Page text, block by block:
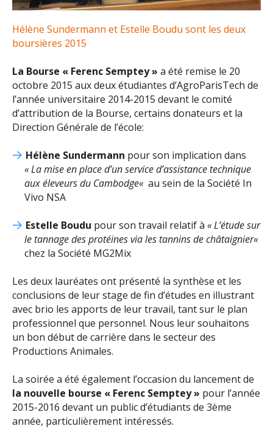
Hélène Sundermann et Estelle Boudu sont les deux
boursières 2015
La Bourse « Ferenc Semptey » a été remise le 20
octobre 2015 aux deux étudiantes d’AgroParisTech de
l’année universitaire 2014-2015 devant le comité
d’attribution de la Bourse, certains donateurs et la
Direction Générale de l’école:
Hélène Sundermann pour son implication dans
«La mise en place d’un service d’assistance technique
aux éleveurs du Cambodge« au sein de la Société In
Vivo NSA
Estelle Boudu pour son travail relatif à «L’étude sur
le tannage des protéines via les tannins de châtaignier«
chez la Société MG2Mix
Les deux lauréates ont présenté la synthèse et les
conclusions de leur stage de fin d’études en illustrant
avec brio les apports de leur travail, tant sur le plan
professionnel que personnel. Nous leur souhaitons
un bon début de carrière dans le secteur des
Productions Animales.
La soirée a été également l’occasion du lancement de
la nouvelle bourse « Ferenc Semptey » pour l’année
2015-2016 devant un public d’étudiants de 3ème
année, particulièrement intéressés.